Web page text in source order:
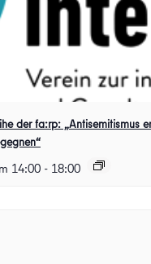
der fa:rp: „Antisemitismus
14:00 - 18:00